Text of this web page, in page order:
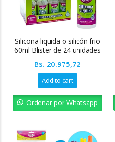
Silicona liquida o silicón frio
60ml Blister de 24 unidades
Bs. 20.975,72
Add to cart
Ordenar por Whatsapp